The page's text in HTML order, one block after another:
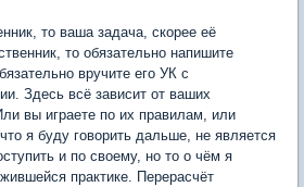
то ваша задача, скорее её
то обязательно напишите
вручите его УК с
Здесь всё зависит от ваших
вы играете по их правилам, или
я буду говорить дальше, не является
и по своему, но то о чём я
практике. Перерасчёт